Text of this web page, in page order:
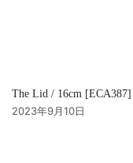
The Lid / 16cm
2023年9月10日